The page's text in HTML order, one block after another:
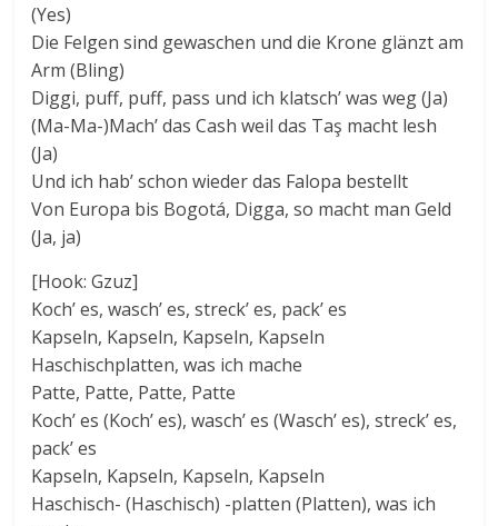
(Yes)
Die Felgen sind gewaschen und die Krone glänzt am
Arm (Bling)
Diggi, puff, puff, pass und ich klatsch’ was weg (Ja)
(Ma-Ma-)Mach’ das Cash weil das Taş macht lesh
(Ja)
Und ich hab’ schon wieder das Falopa bestellt
Von Europa bis Bogotá, Digga, so macht man Geld
(Ja, ja)
[Hook: Gzuz]
Koch’ es, wasch’ es, streck’ es, pack’ es
Kapseln, Kapseln, Kapseln, Kapseln
Haschischplatten, was ich mache
Patte, Patte, Patte, Patte
Koch’ es (Koch’ es), wasch’ es (Wasch’ es), streck’ es,
pack’ es
Kapseln, Kapseln, Kapseln, Kapseln
Haschisch- (Haschisch) -platten (Platten), was ich